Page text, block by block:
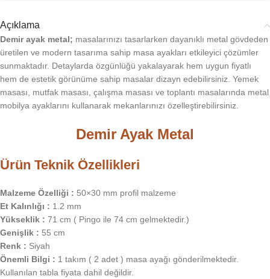
Açıklama
Demir ayak metal; masalarınızı tasarlarken dayanıklı metal gövdeden
üretilen ve modern tasarıma sahip masa ayakları etkileyici çözümler
sunmaktadır. Detaylarda özgünlüğü yakalayarak hem uygun fiyatlı
hem de estetik görünüme sahip masalar dizayn edebilirsiniz. Yemek
masası, mutfak masası, çalışma masası ve toplantı masalarında metal
mobilya ayaklarını kullanarak mekanlarınızı özelleştirebilirsiniz.
Demir Ayak Metal
Ürün Teknik Özellikleri
Malzeme Özelliği : 50×30 mm profil malzeme
Et Kalınlığı : 1.2 mm
Yükseklik : 71 cm ( Pingo ile 74 cm gelmektedir.)
Genişlik : 55 cm
Renk : Siyah
Önemli Bilgi : 1 takım ( 2 adet ) masa ayağı gönderilmektedir.
Kullanılan tabla fiyata dahil değildir.